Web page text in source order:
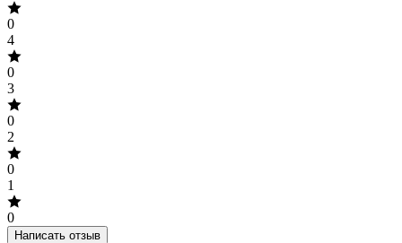
0
4
0
3
0
2
0
1
0
Написать отзыв